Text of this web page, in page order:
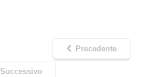
Precedente
Successivo